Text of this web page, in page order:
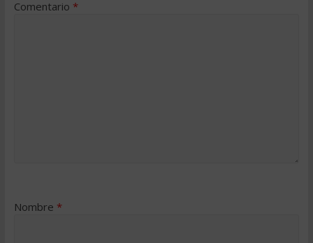
Comentario *
Nombre *